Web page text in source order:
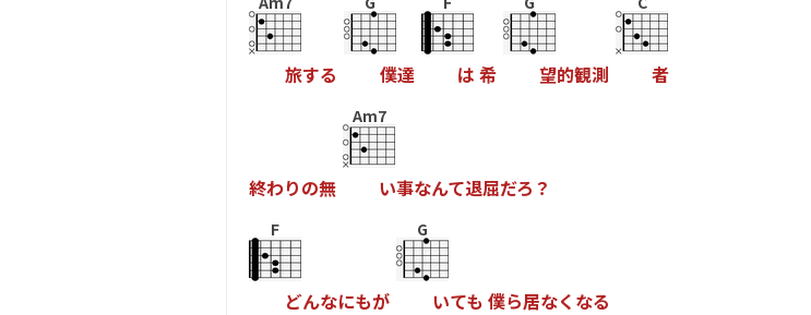
旅する 僕達 は 希 望的観測 者
終わりの無
Am7
い事なんて退屈だろ ？
F
どんなにもが
G
いても 僕ら居なく なる